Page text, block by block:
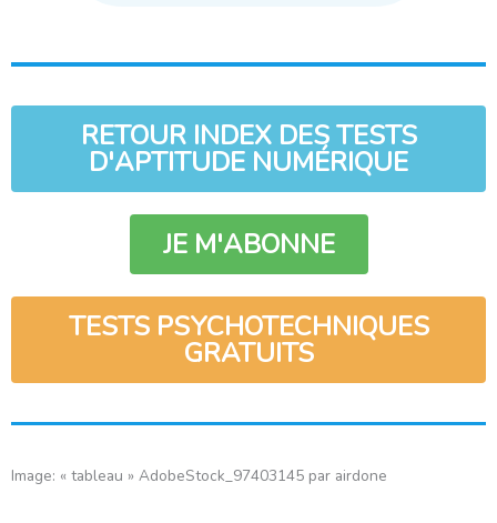
RETOUR INDEX DES TESTS
D'APTITUDE NUMÉRIQUE
JE M'ABONNE
TESTS PSYCHOTECHNIQUES
GRATUITS
Image: « tableau » AdobeStock_97403145 par airdone